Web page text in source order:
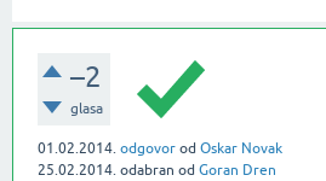
–2
glasa
01.02.2014. odgovor od Oskar Novak
25.02.2014. odabran od Goran Dren